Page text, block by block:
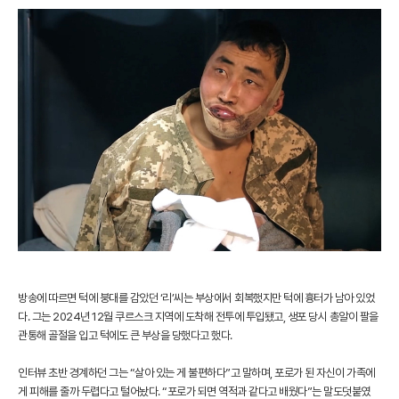
방송에 따르면 턱에 붕대를 감았던 ‘리’씨는 부상에서 회복했지만 턱에 흉터가 남아 있었
다. 그는 2024년 12월 쿠르스크 지역에 도착해 전투에 투입됐고, 생포 당시 총알이 팔을
관통해 골절을 입고 턱에도 큰 부상을 당했다고 했다.
인터뷰 초반 경계하던 그는 “살아 있는 게 불편하다”고 말하며, 포로가 된 자신이 가족에
게 피해를 줄까 두렵다고 털어놨다. “포로가 되면 역적과 같다고 배웠다”는 말도덧붙였